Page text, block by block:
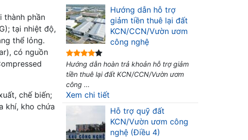
thành phần
tại nhiệt độ,
thể lỏng.
có nguồn
chế biến;
khí, kho chứa
Hướng dẫn hỗ trợ
giảm tiền thuê lại đất
KCN/CCN/Vườn ươm
công nghệ
Hướng dẫn hoàn trả khoản hỗ trợ giảm
tiền thuê lại đất KCN/CCN/Vườn ươm
công ...
Xem chi tiết
Hỗ trợ quỹ đất
KCN/Vườn ươm công
nghệ (Điều 4)